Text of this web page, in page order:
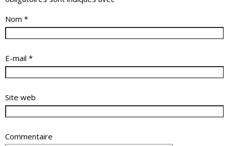
Nom *
E-mail *
Site web
Commentaire